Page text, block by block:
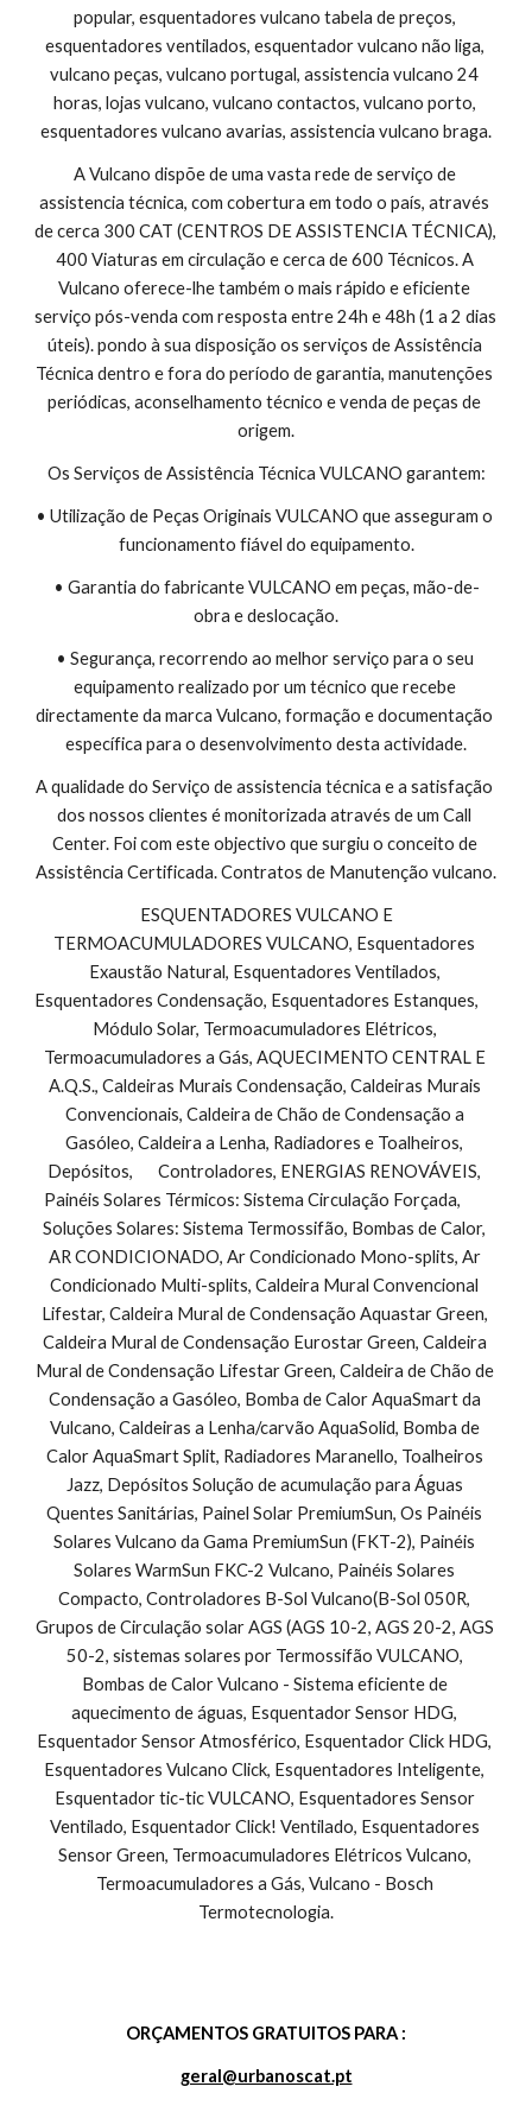
popular, esquentadores vulcano tabela de preços,
esquentadores ventilados, esquentador vulcano não liga,
vulcano peças, vulcano portugal, assistencia vulcano 24
horas, lojas vulcano, vulcano contactos, vulcano porto,
esquentadores vulcano avarias, assistencia vulcano braga.
A Vulcano dispõe de uma vasta rede de serviço de
assistencia técnica, com cobertura em todo o país, através
de cerca 300 CAT (CENTROS DE ASSISTENCIA TÉCNICA),
400 Viaturas em circulação e cerca de 600 Técnicos. A
Vulcano oferece-lhe também o mais rápido e eficiente
serviço pós-venda com resposta entre 24h e 48h (1 a 2 dias
úteis). pondo à sua disposição os serviços de Assistência
Técnica dentro e fora do período de garantia, manutenções
periódicas, aconselhamento técnico e venda de peças de
origem.
Os Serviços de Assistência Técnica VULCANO garantem:
• Utilização de Peças Originais VULCANO que asseguram o
funcionamento fiável do equipamento.
• Garantia do fabricante VULCANO em peças, mão-de-
obra e deslocação.
• Segurança, recorrendo ao melhor serviço para o seu
equipamento realizado por um técnico que recebe
directamente da marca Vulcano, formação e documentação
específica para o desenvolvimento desta actividade.
A qualidade do Serviço de assistencia técnica e a satisfação
dos nossos clientes é monitorizada através de um Call
Center. Foi com este objectivo que surgiu o conceito de
Assistência Certificada. Contratos de Manutenção vulcano.
TERMOACUMULADORES VULCANO, Esquentadores
Exaustão Natural, Esquentadores Ventilados,
Esquentadores Condensação, Esquentadores Estanques,
Módulo Solar, Termoacumuladores Elétricos,
Termoacumuladores a Gás, AQUECIMENTO CENTRAL E
A.Q.S., Caldeiras Murais Condensação, Caldeiras Murais
Convencionais, Caldeira de Chão de Condensação a
Gasóleo, Caldeira a Lenha, Radiadores e Toalheiros,
Depósitos,       Controladores, ENERGIAS RENOVÁVEIS,
Painéis Solares Térmicos: Sistema Circulação Forçada,
Soluções Solares: Sistema Termossifão, Bombas de Calor,
AR CONDICIONADO, Ar Condicionado Mono-splits, Ar
Condicionado Multi-splits, Caldeira Mural Convencional
Lifestar, Caldeira Mural de Condensação Aquastar Green,
Caldeira Mural de Condensação Eurostar Green, Caldeira
Mural de Condensação Lifestar Green, Caldeira de Chão de
Condensação a Gasóleo, Bomba de Calor AquaSmart da
Vulcano, Caldeiras a Lenha/carvão AquaSolid, Bomba de
Calor AquaSmart Split, Radiadores Maranello, Toalheiros
Jazz, Depósitos Solução de acumulação para Águas
Quentes Sanitárias, Painel Solar PremiumSun, Os Painéis
Solares Vulcano da Gama PremiumSun (FKT-2), Painéis
Solares WarmSun FKC-2 Vulcano, Painéis Solares
Compacto, Controladores B-Sol Vulcano(B-Sol 050R,
Grupos de Circulação solar AGS (AGS 10-2, AGS 20-2, AGS
50-2, sistemas solares por Termossifão VULCANO,
Bombas de Calor Vulcano - Sistema eficiente de
aquecimento de águas, Esquentador Sensor HDG,
Esquentador Sensor Atmosférico, Esquentador Click HDG,
Esquentadores Vulcano Click, Esquentadores Inteligente,
Esquentador tic-tic VULCANO, Esquentadores Sensor
Ventilado, Esquentador Click! Ventilado, Esquentadores
Sensor Green, Termoacumuladores Elétricos Vulcano,
Termoacumuladores a Gás, Vulcano - Bosch
Termotecnologia.
ORÇAMENTOS GRATUITOS PARA :
geral@urbanoscat.pt